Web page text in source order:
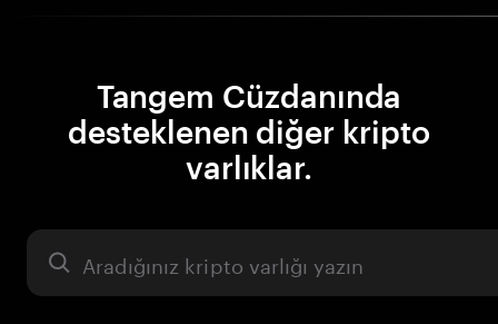
Tangem Cüzdanında
desteklenen diğer kripto
varlıklar.
Varlık